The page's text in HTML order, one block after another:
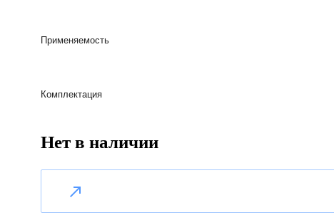
Применяемость
Комплектация
Нет в наличии